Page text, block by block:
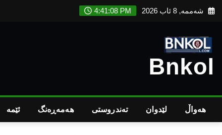
Skip
شەممە, 8 ئاب 2026 4:41:09 PM
Bnkol
هەواڵ لێدوان تەندروستى هەمەڕەنگ ئێمە